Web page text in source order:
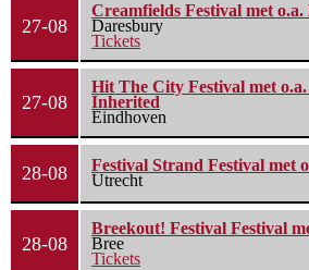
27-08
Creamfields Festival met o.a.
Daresbury
Tickets
27-08
Hit The City Festival met
Inherited
Eindhoven
28-08
Festival Strand Festival met
Utrecht
28-08
Breekout! Festival Festival
Bree
Tickets